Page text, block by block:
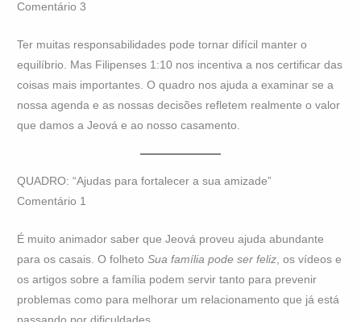
Comentário 3
Ter muitas responsabilidades pode tornar difícil manter o
equilíbrio. Mas Filipenses 1:10 nos incentiva a nos certificar das
coisas mais importantes. O quadro nos ajuda a examinar se a
nossa agenda e as nossas decisões refletem realmente o valor
que damos a Jeová e ao nosso casamento.
QUADRO: “Ajudas para fortalecer a sua amizade”
Comentário 1
É muito animador saber que Jeová proveu ajuda abundante
para os casais. O folhetoSua família pode ser feliz , os vídeos e
os artigos sobre a família podem servir tanto para prevenir
problemas como para melhorar um relacionamento que já está